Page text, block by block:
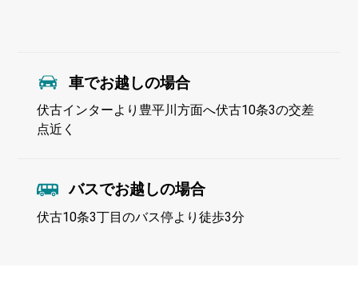
車でお越しの場合
伏古インターより豊平川方面へ伏古10条3の交差
点近く
バスでお越しの場合
伏古10条3丁目のバス停より徒歩3分